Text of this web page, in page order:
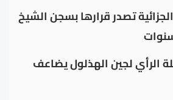
تصدر قرارها بسجن الشيخ
الرأي لجين الهذلول يضاعف